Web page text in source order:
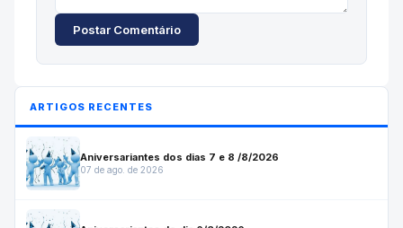
Postar Comentário
ARTIGOS RECENTES
Aniversariantes dos dias 7 e 8 /8/2026
07 de ago. de 2026